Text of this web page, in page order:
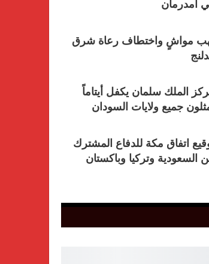
أمدرمان
مواشٍ واختطاف رعاة شرق
الملك سلمان يكفل أيتاماً
جميع ولايات السودان
اتفاق مكة للدفاع المشترك
السعودية وتركيا وباكستان